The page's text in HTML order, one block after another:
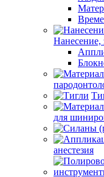
Нанесение,
для
анестезия